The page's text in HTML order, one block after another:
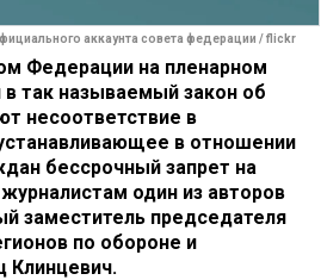
аккаунта совета федерации / flickr
Федерации на пленарном
в так называемый закон об
несоответствие в
в отношении
бессрочный запрет на
один из авторов
заместитель председателя
по обороне и
Клинцевич.